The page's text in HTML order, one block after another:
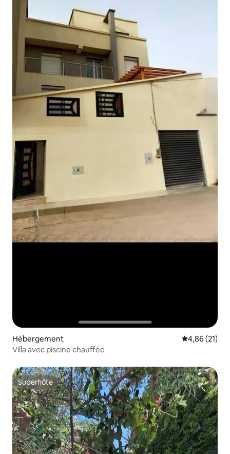
Hébergement Évaluation
4,86 (21)
Villa avec piscine chauffée
Superhôte
Superhôte